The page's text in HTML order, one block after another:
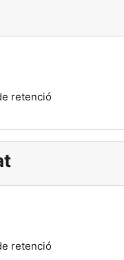
retenció
retenció